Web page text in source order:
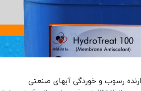
رسوب و خوردگی آبهای صنعتی